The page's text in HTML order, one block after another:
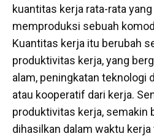
kuantitas kerja rata-rata
memproduksi sebuah
Kuantitas kerja itu berubah
produktivitas kerja, yang
alam, peningkatan teknologi
atau kooperatif dari kerja.
produktivitas kerja, semakin
dihasilkan dalam waktu